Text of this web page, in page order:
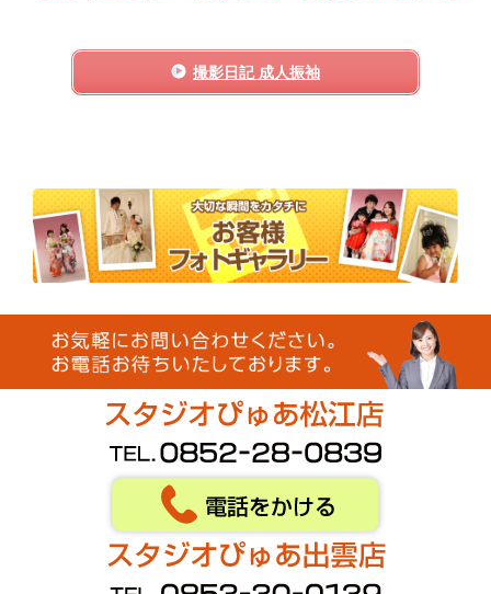
撮影日記 成人振袖